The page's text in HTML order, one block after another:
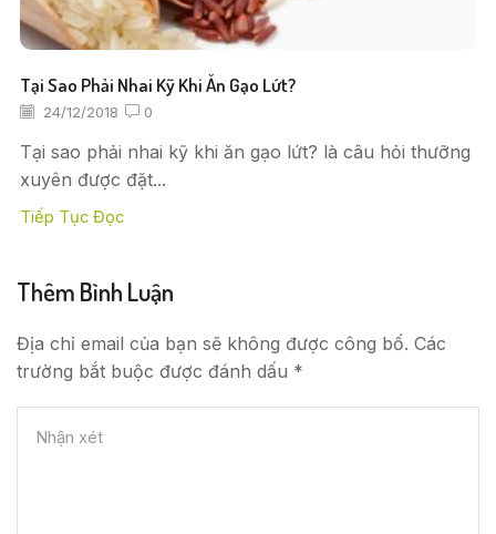
Tại Sao Phải Nhai Kỹ Khi Ăn Gạo Lứt?
24/12/2018 0
Tại sao phải nhai kỹ khi ăn gạo lứt? là câu hỏi thưỡng
xuyên được đặt...
Tiếp Tục Đọc
Thêm Bình Luận
Địa chỉ email của bạn sẽ không được công bố. Các
trường bắt buộc được đánh dấu *